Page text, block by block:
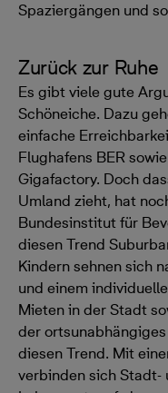
Spaziergängen und
Zurück zur Ruhe
Es gibt viele gute
Schöneiche. Dazu
einfache
Flughafens BER
Gigafactory. Doch
Umland zieht, hat
Bundesinstitut für
diesen Trend
Kindern sehnen sich
und einem
Mieten in der Stadt
der
diesen Trend. Mit
verbinden sich Stadt-